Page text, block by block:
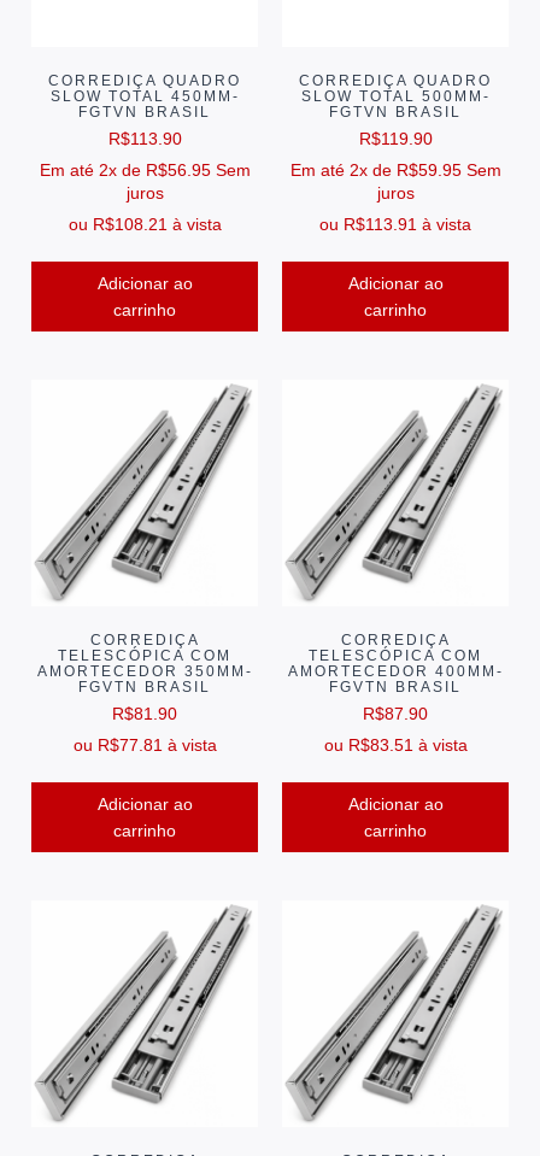
CORREDIÇA QUADRO
SLOW TOTAL 450MM-
FGTVN BRASIL
R$113.90
Em até 2x de R$56.95 Sem
juros
ou R$108.21 à vista
Adicionar ao
carrinho
CORREDIÇA QUADRO
SLOW TOTAL 500MM-
FGTVN BRASIL
R$119.90
Em até 2x de R$59.95 Sem
juros
ou R$113.91 à vista
Adicionar ao
carrinho
CORREDIÇA
TELESCÓPICA COM
AMORTECEDOR 350MM-
FGVTN BRASIL
R$81.90
ou R$77.81 à vista
Adicionar ao
carrinho
CORREDIÇA
TELESCÓPICA COM
AMORTECEDOR 400MM-
FGVTN BRASIL
R$87.90
ou R$83.51 à vista
Adicionar ao
carrinho